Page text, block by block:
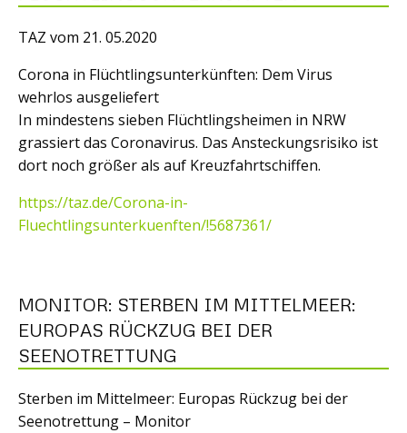
TAZ vom 21. 05.2020
Corona in Flüchtlingsunterkünften: Dem Virus
wehrlos ausgeliefert
In mindestens sieben Flüchtlingsheimen in NRW
grassiert das Coronavirus. Das Ansteckungsrisiko ist
dort noch größer als auf Kreuzfahrtschiffen.
https://taz.de/Corona-in-
Fluechtlingsunterkuenften/!5687361/
MONITOR: STERBEN IM MITTELMEER:
EUROPAS RÜCKZUG BEI DER
SEENOTRETTUNG
Sterben im Mittelmeer: Europas Rückzug bei der
Seenotrettung – Monitor